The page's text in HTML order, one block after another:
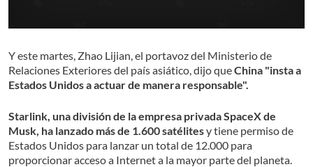
Y este martes, Zhao Lijian, el portavoz del Ministerio de
Relaciones Exteriores del país asiático, dijo queChina "insta a
Estados Unidos a actuar de manera responsable".
Starlink, una división de la empresa privada SpaceX de
Musk, ha lanzado más de 1.600 satélitesy tiene permiso de
Estados Unidos para lanzar un total de 12.000 para
proporcionar acceso a Internet a la mayor parte del planeta.